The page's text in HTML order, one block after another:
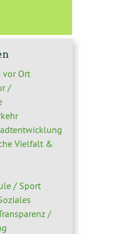
vor Ort
/
Vielfalt &
/ Sport
/